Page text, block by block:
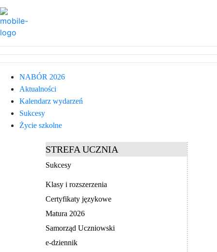
NABÓR 2026
Aktualności
Kalendarz wydarzeń
Sukcesy
Życie szkolne
STREFA UCZNIA
Sukcesy
Klasy i rozszerzenia
Certyfikaty językowe
Matura 2026
Samorząd Uczniowski
e-dziennik